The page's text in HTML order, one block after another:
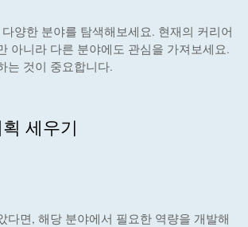
양한 분야를 탐색해보세요. 현재의 커리어
아니라 다른 분야에도 관심을 가져보세요.
는 것이 중요합니다.
세우기
다면, 해당 분야에서 필요한 역량을 개발해